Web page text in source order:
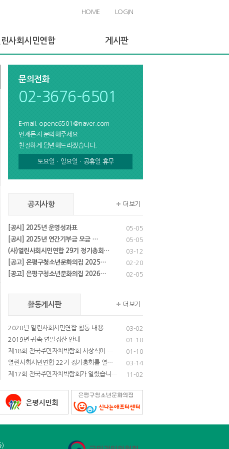
HOME LOGIN
사회시민연합 게시판
사회 소개
린사회 역사
직도
요활동 및 사업
원가입 안내
공지사항
문의전화
02-3676-6501
E-mail. openc6501@naver.com
언제든지 문의해주세요
친절하게 답변해드리겠습니다.
토요일ㆍ일요일ㆍ공휴일 휴무
공지사항
[공시] 2025년 운영성과표
05-05
[공시] 2025년 연간기부금 모금 …
05-05
(사)열린사회시민연합 29기 정기총회…
03-12
[공고] 은평구청소년문화의집 2025…
02-20
[공고] 은평구청소년문화의집 2026…
02-05
더보기
활동게시판
2020년 열린사회시민연합 활동 내용
03-02
2019년 귀속 연말정산 안내
01-10
제18회 전국주민자치박람회 시상식이 …
01-10
열린사회시민연합 22기 정기총회를 열…
03-14
제17회 전국주민자치박람회가 열렸습니…
11-02
더보기
)